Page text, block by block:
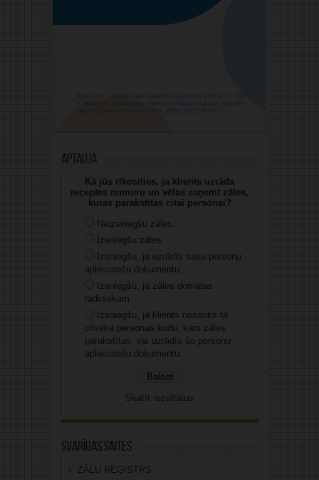
Aptauja
Kā jūs rīkosities, ja klients uzrāda
receptes numuru un vēlas saņemt zāles,
kuras parakstītas citai personai?
Neizsniegšu zāles.
Izsniegšu zāles.
Izsniegšu, ja uzrādīs savu personu
apliecinošu dokumentu.
Izsniegšu, ja zāles domātas
radiniekam.
Izsniegšu, ja klients nosauks tā
cilvēka personas kodu, kam zāles
parakstītas, vai uzrādīs šo personu
apliecinošu dokumentu.
Skatīt rezultātus
Svarīgas saites
ZĀĻU REĢISTRS